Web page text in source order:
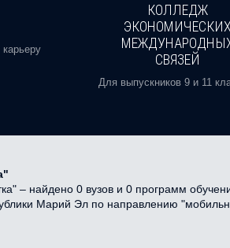
КОЛЛЕДЖ
ЭКОНОМИЧЕСКИХ
СВЯЗЕЙ
Для выпускников 9 и 11
– найдено 0 вузов и 0 программ
Марий Эл по направлению